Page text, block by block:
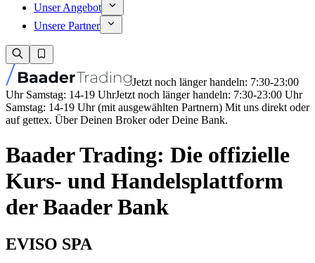
Unser Angebot
Unsere Partner
Jetzt noch länger handeln: 7:30-23:00
Uhr Samstag: 14-19 UhrJetzt noch länger handeln: 7:30-23:00 Uhr
Samstag: 14-19 Uhr (mit ausgewählten Partnern) Mit uns direkt oder
auf gettex. Über Deinen Broker oder Deine Bank.
Baader Trading: Die offizielle
Kurs- und Handelsplattform
der Baader Bank
EVISO SPA